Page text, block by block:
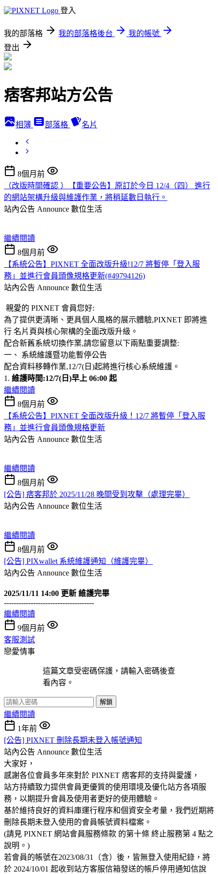
登入
我的部落格 我的部落格後台
我的帳號
登出
痞客邦站方公告
相簿 部落格 名片
8個月前
（改版時間確認 ）【重要公告】原訂於今日 12/4（四） 進行
的網站架構升級與維護作業，將稍延數日執行。
站內公告 Announce 數位生活
繼續閱讀
8個月前
【系統公告】PIXNET 全面改版升級!12/7 將暫停「登入服
務」並進行會員頭像規格更新(#49794126)
站內公告 Announce 數位生活
親愛的 PIXNET 會員您好:
為了提供更清晰、更具個人風格的展示體驗,PIXNET 即將進
行 名片頁與核心架構的全面改版升級。
配合新舊系統切換作業,請您留意以下兩點重要調整:
一、 系統維護暨功能暫停公告
配合資料移轉作業,12/7(日)起將進行核心系統維護。
1. 維護時間:12/7(日)早上 06:00 起
繼續閱讀
8個月前
【系統公告】PIXNET 全面改版升級！12/7 將暫停「登入服
務」並進行會員頭像規格更新
站內公告 Announce 數位生活
繼續閱讀
8個月前
[公告] 痞客邦於 2025/11/28 晚間受到攻擊（處理完畢）
站內公告 Announce 數位生活
繼續閱讀
8個月前
[公告] PIXwallet 系統維護通知（維護完畢）
站內公告 Announce 數位生活
2025/11/11 14:00 更新 維護完畢
-------------------------------------
繼續閱讀
9個月前
客服測試
戀愛情事
這篇文章受密碼保護，請輸入密碼後查
看內容。
解鎖
繼續閱讀
1年前
[公告] PIXNET 刪除長期未登入帳號通知
站內公告 Announce 數位生活
大家好，
感謝各位會員多年來對於 PIXNET 痞客邦的支持與愛護，
站方持續致力提供會員更優質的使用環境及優化站方各項服
務，以期提升會員及使用者更好的使用體驗。
基於維持良好的資料庫運行程序和個資安全考量，我們近期將
刪除長期未登入使用的會員帳號資料檔案。
(請見 PIXNET 網站會員服務條款 的第十條 終止服務第 4 點之
說明。)
若會員的帳號在2023/08/31（含）後，皆無登入使用紀錄，將
於 2024/10/01 起收到站方客服信箱發送的帳戶停用通知信說